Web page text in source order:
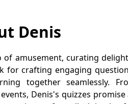
Denis
of amusement, curating
for crafting engaging
together seamlessly.
Denis's quizzes